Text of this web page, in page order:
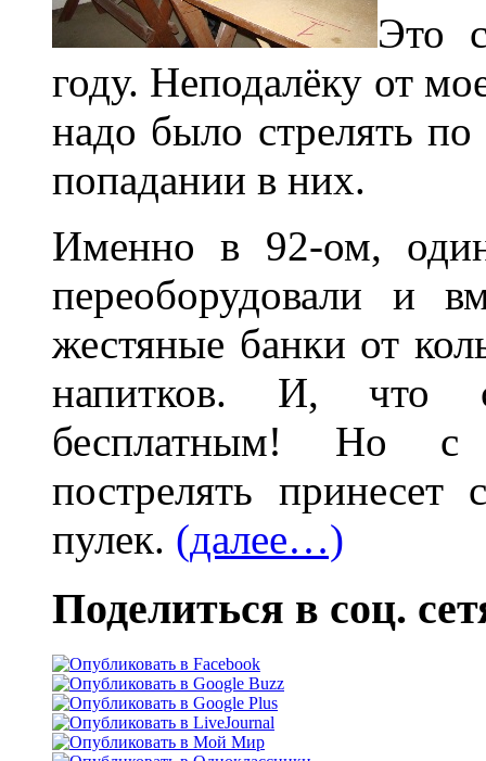
Это
году. Неподалёку от
надо было стрелять
попадании в них.
Именно в 92-ом,
переоборудовали и
жестяные банки от
напитков. И, что
бесплатным! Но с
пострелять
пулек. (далее…)
Поделиться в соц.